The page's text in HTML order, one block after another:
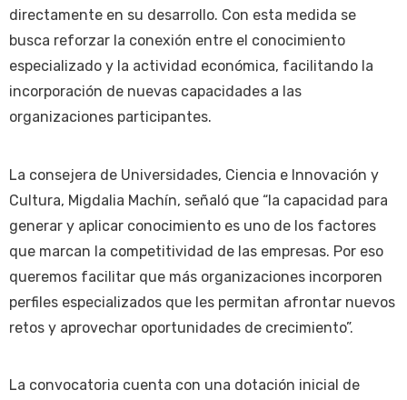
directamente en su desarrollo. Con esta medida se
busca reforzar la conexión entre el conocimiento
especializado y la actividad económica, facilitando la
incorporación de nuevas capacidades a las
organizaciones participantes.
La consejera de Universidades, Ciencia e Innovación y
Cultura, Migdalia Machín, señaló que “la capacidad para
generar y aplicar conocimiento es uno de los factores
que marcan la competitividad de las empresas. Por eso
queremos facilitar que más organizaciones incorporen
perfiles especializados que les permitan afrontar nuevos
retos y aprovechar oportunidades de crecimiento”.
La convocatoria cuenta con una dotación inicial de